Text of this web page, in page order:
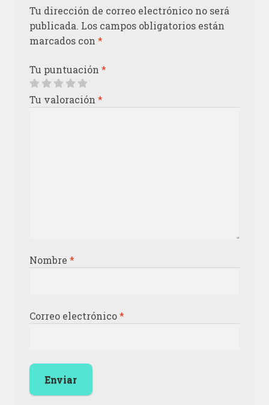
Tu dirección de correo electrónico no será
publicada. Los campos obligatorios están
marcados con *
Tu puntuación *
Tu valoración *
Nombre *
Correo electrónico*